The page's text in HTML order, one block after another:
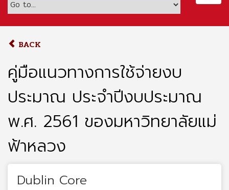
c
BACK
คู่มือแนวทางการใช้จ่ายงบ
ประมาณ ประจำปีงบประมาณ
พ.ศ. 2561 ของมหาวิทยาลัยแม่
ฟ้าหลวง
Dublin Core